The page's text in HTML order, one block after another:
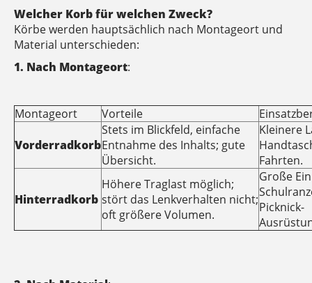
Welcher Korb für welchen Zweck?
Körbe werden hauptsächlich nach Montageort und
Material unterschieden:
1. Nach Montageort:
Montageort Vorteile
Vorderradkorb
Stets im Blickfeld, einfache
Entnahme des Inhalts; gute
Übersicht.
Kleinere
Fahrten.
Hinterradkorb
Höhere Traglast möglich;
stört das Lenkverhalten nicht;
oft größere Volumen.
Große
Picknick-